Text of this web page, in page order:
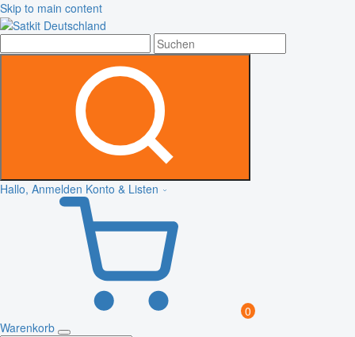
Skip to main content
Hallo, Anmelden Konto & Listen
0
Warenkorb